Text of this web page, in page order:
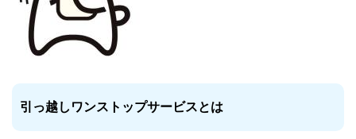
引っ越しワンストップサービスとは